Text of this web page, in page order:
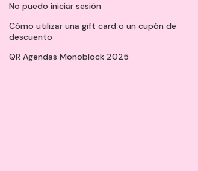
No puedo iniciar sesión
Cómo utilizar una gift card o un cupón de
descuento
QR Agendas Monoblock 2025